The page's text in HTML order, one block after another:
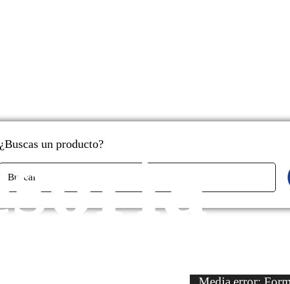
¿Buscas un producto?
Buscar
Reproductor